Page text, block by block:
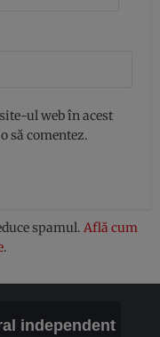
ul web în acest
să comentez.
spamul.Află cum
.
independent